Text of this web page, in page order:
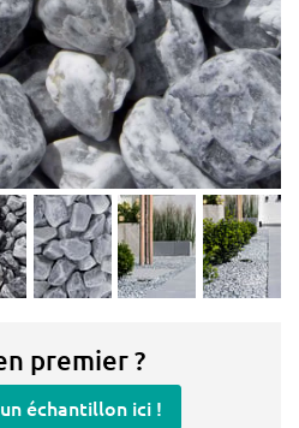
premier ?
échantillon ici !